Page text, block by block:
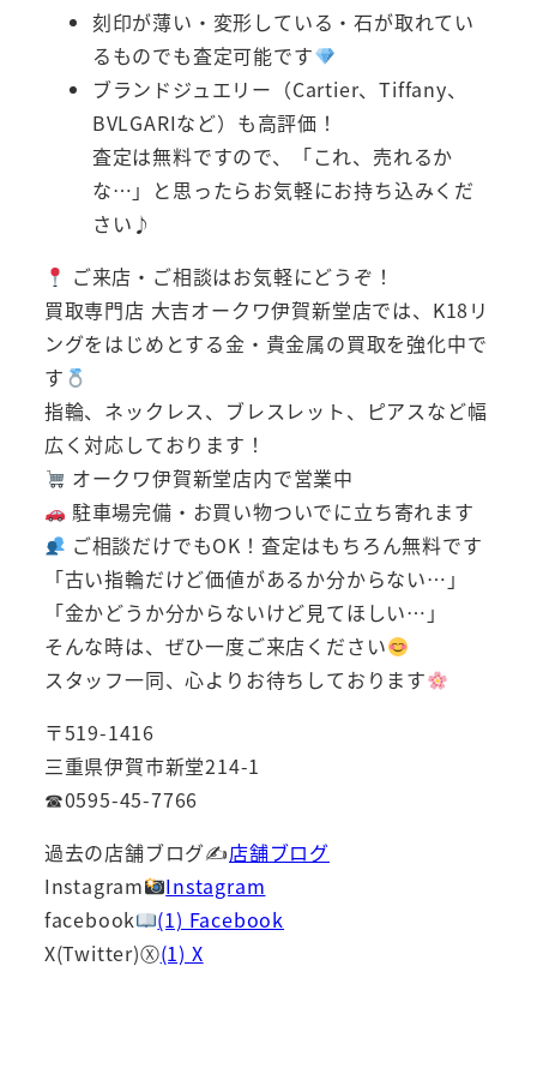
刻印が薄い・変形している・石が取れてい
るものでも査定可能です
ブランドジュエリー（Cartier、Tiffany、
BVLGARIなど）も高評価！
査定は無料ですので、「これ、売れるか
な…」と思ったらお気軽にお持ち込みくだ
さい♪
ご来店・ご相談はお気軽にどうぞ！
買取専門店 大吉オークワ伊賀新堂店では、K18リ
ングをはじめとする金・貴金属の買取を強化中で
す
指輪、ネックレス、ブレスレット、ピアスなど幅
広く対応しております！
オークワ伊賀新堂店内で営業中
駐車場完備・お買い物ついでに立ち寄れます
ご相談だけでもOK！査定はもちろん無料です
「古い指輪だけど価値があるか分からない…」
「金かどうか分からないけど見てほしい…」
そんな時は、ぜひ一度ご来店ください
スタッフ一同、心よりお待ちしております
〒519-1416
三重県伊賀市新堂214-1
☎0595-45-7766
過去の店舗ブログ✍店舗ブログ
Instagram
Instagram
facebook
(1) Facebook
X(Twitter)Ⓧ(1) X